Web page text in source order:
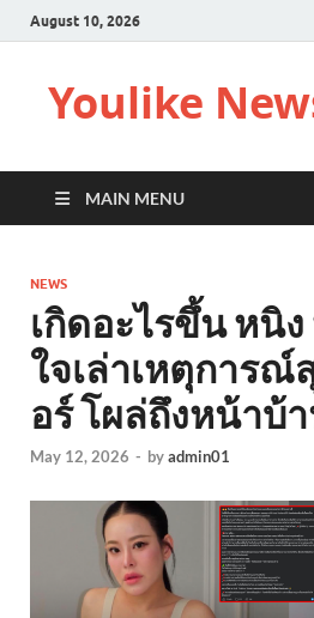
August 10, 2026
Youlike
MAIN MENU
NEWS
เกิดอะไรขึ้น หนิ
ใจเล่าเหตุการณ์
อร์ โผล่ถึงหน้าบ้
May 12, 2026 - byadmin01